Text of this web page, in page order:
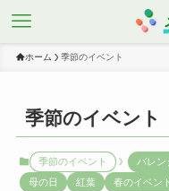
ホーム 季節のイベント
季節のイベント
季節のイベント バレン
母の日
紅葉 春のイベント